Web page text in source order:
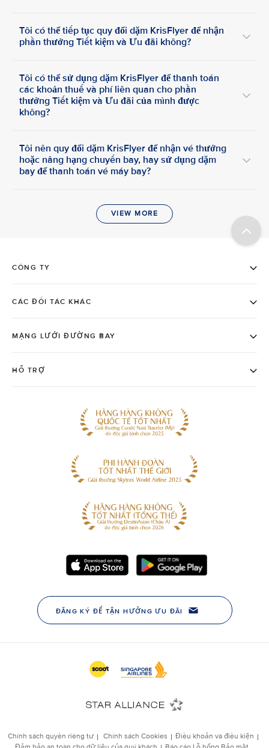
Tôi có thể tiếp tục quy đổi dặm KrisFlyer để nhận
phần thưởng Tiết kiệm và Ưu đãi không?
Tôi có thể sử dụng dặm KrisFlyer để thanh toán
các khoản thuế và phí liên quan cho phần
thưởng Tiết kiệm và Ưu đãi của mình được
không?
Tôi nên quy đổi dặm KrisFlyer để nhận vé thưởng
hoặc nâng hạng chuyến bay, hay sử dụng dặm
bay để thanh toán vé máy bay?
VIEW MORE